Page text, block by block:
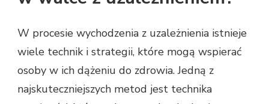
W procesie wychodzenia z uzależnienia istnieje
wiele technik i strategii, które mogą wspierać
osoby w ich dążeniu do zdrowia. Jedną z
najskuteczniejszych metod jest technika